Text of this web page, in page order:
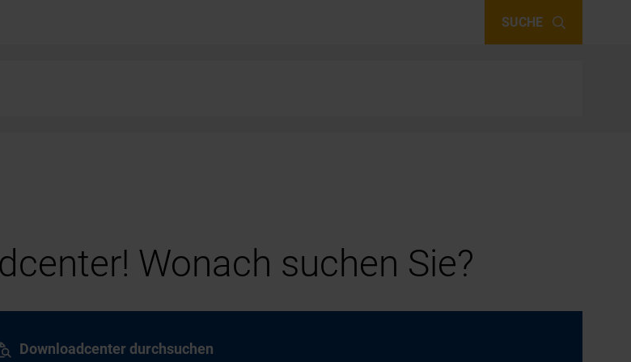
SUCHE
Wonach suchen Sie?
Downloadcenter durchsuchen